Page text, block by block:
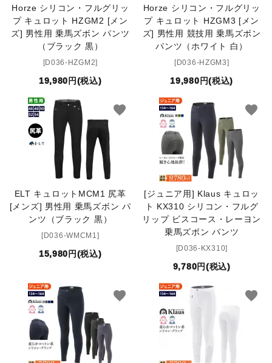
Horze シリコン・フルグリッ
プ キュロット HZGM2 [メン
ズ] 男性用 乗馬ズボン パンツ
（ブラック 黒）
[D036-HZGM2]
19,980円(税込)
Horze シリコン・フルグリッ
プ キュロット HZGM3 [メン
ズ] 男性用 競技用 乗馬ズボン
パンツ（ホワイト 白）
[D036-HZGM3]
19,980円(税込)
ELT キュロットMCM1 尻革
[メンズ] 男性用 乗馬ズボン パ
ンツ（ブラック 黒）
[D036-WMCM1]
15,980円(税込)
favorite
[ジュニア用] Klaus キュロッ
ト KX310 シリコン・フルグ
リップ ビスコース・レーヨン
乗馬ズボン パンツ
[D036-KX310]
9,780円(税込)
favorite
favorite favorite